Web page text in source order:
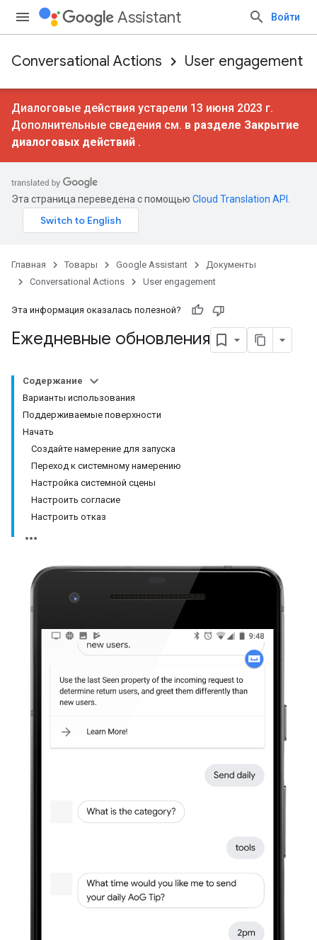
Assistant Войти
Conversational Actions User engagement
Диалоговые действия устарели 13 июня 2023 г.
Дополнительные сведения см. в разделе Закрытие
диалоговых действий .
Эта страница переведена с помощью Cloud Translation API
Главная Товары Google Assistant
Документы
Conversational Actions
User engagement
Эта информация оказалась полезной?
Ежедневные обновления
Содержание
Варианты использования
Поддерживаемые поверхности
Начать
Создайте намерение для запуска
Переход к системному намерению
Настройка системной сцены
Настроить согласие
Настроить отказ